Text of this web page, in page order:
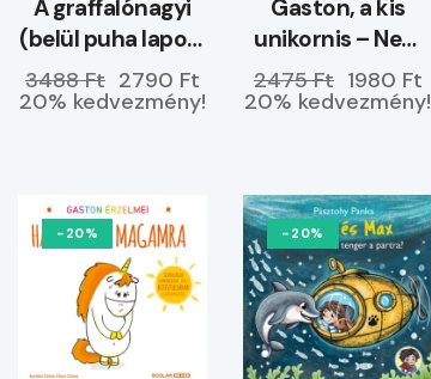
A graffalónagyi
(belül puha lapos)
ELŐRENDELHETŐ
3488 Ft 2790 Ft
20% kedvezmény!
Gaston, a kis
unikornis – Nem
hagyom magam
2475 Ft 1980 Ft
20% kedvezmény!
-20% -20%